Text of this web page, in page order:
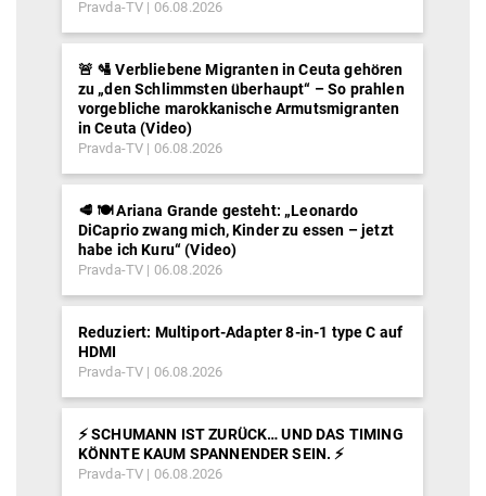
Pravda-TV 06.08.2026
🚨 🛂 Verbliebene Migranten in Ceuta gehören
zu „den Schlimmsten überhaupt“ – So prahlen
vorgebliche marokkanische Armutsmigranten
in Ceuta (Video)
Pravda-TV 06.08.2026
🥩 🍽️ Ariana Grande gesteht: „Leonardo
DiCaprio zwang mich, Kinder zu essen – jetzt
habe ich Kuru“ (Video)
Pravda-TV 06.08.2026
Reduziert: Multiport-Adapter 8-in-1 type C auf
HDMI
Pravda-TV 06.08.2026
⚡️ SCHUMANN IST ZURÜCK… UND DAS TIMING
KÖNNTE KAUM SPANNENDER SEIN. ⚡️
Pravda-TV 06.08.2026